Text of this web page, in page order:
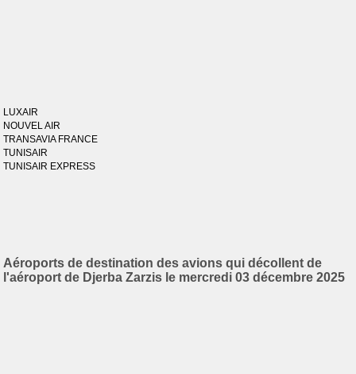
LUXAIR
NOUVEL AIR
TRANSAVIA FRANCE
TUNISAIR
TUNISAIR EXPRESS
Aéroports de destination des avions qui décollent de
l'aéroport de Djerba Zarzis le mercredi 03 décembre 2025